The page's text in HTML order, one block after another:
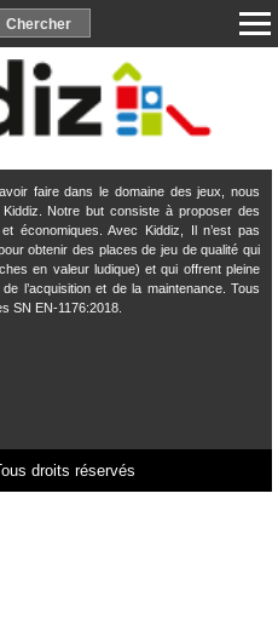
faire dans le domaine des jeux, nous
Notre but consiste à proposer des
économiques. Avec Kiddiz, Il n’est pas
obtenir des places de jeu de qualité qui
en valeur ludique) et qui offrent pleine
l’acquisition et de la maintenance. Tous
SN EN-1176:2018.
droits réservés